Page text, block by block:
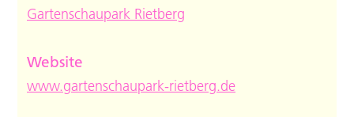
Gartenschaupark Rietberg
Website
www.gartenschaupark-rietberg.de